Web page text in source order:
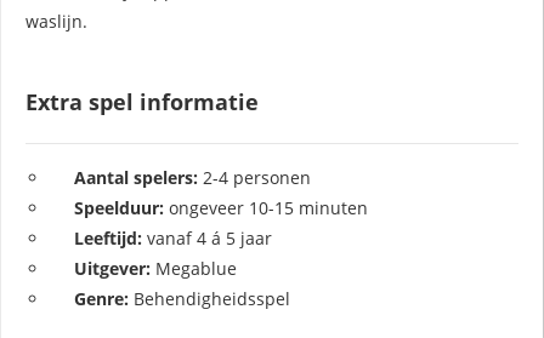
waslijn.
Extra spel informatie
Aantal spelers:2-4 personen
Speelduur:ongeveer 10-15 minuten
Leeftijd:vanaf 4 á 5 jaar
Uitgever: Megablue
Genre: Behendigheidsspel